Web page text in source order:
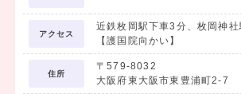
アクセス
近鉄枚岡駅下車3分、枚岡神
【護国院向かい】
住所
〒579-8032
大阪府東大阪市東豊浦町2-7